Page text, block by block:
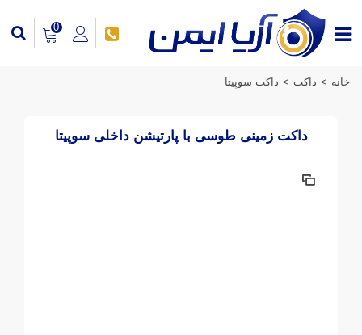
0
خانه > داکت > داکت سوپیتا
داکت زمینی طوسی با پارتیشن داخلی سوپیتا